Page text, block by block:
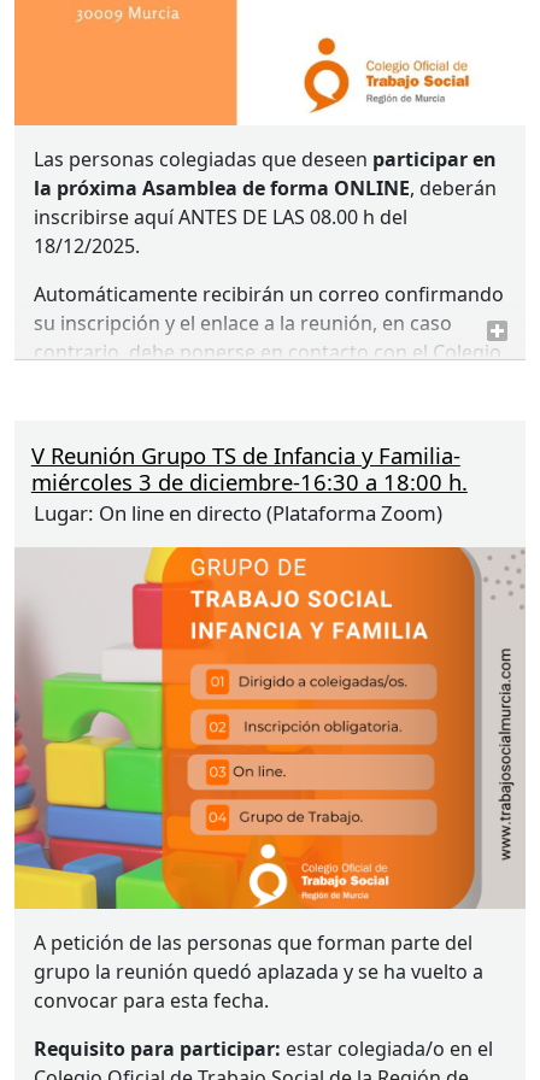
teléfono 649 909 943
Hasta el 01/12/2025 o hasta
El Colegio ha tenido en consideración organizar
esta charla, debido a que la temática puede
resultar relevante para la profesión y brinda la
oportunidad de dar a conocer este recurso.
Las personas colegiadas que deseen participar en
la próxima Asamblea de forma ONLINE, deberán
inscribirse aquíANTES DE LAS 08.00 h del
18/12/2025.
Automáticamente recibirán un correo confirmando
su inscripción y el enlace a la reunión, en caso
contrario, debe ponerse en contacto con el Colegio
identificarse con nombre y apellidos.
V Reunión Grupo TS de Infancia y Familia-
miércoles 3 de diciembre-16:30 a 18:00 h.
Lugar: On line en directo (Plataforma Zoom)
A petición de las personas que forman parte del
grupo la reunión quedó aplazada y se ha vuelto a
convocar para esta fecha.
Requisito para participar: estar colegiada/o en el